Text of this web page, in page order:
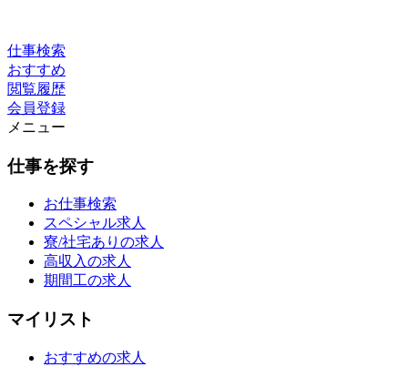
仕事検索
おすすめ
閲覧履歴
会員登録
メニュー
仕事を探す
お仕事検索
スペシャル求人
寮/社宅ありの求人
高収入の求人
期間工の求人
マイリスト
おすすめの求人